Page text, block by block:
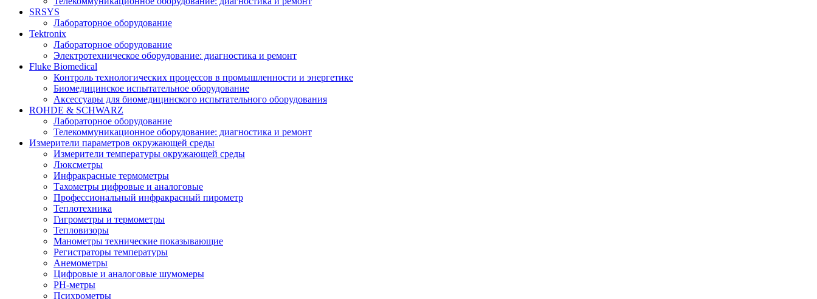
SRSYS
Лабораторное оборудование
Tektronix
Лабораторное оборудование
Электротехническое оборудование: диагностика и ремонт
Fluke Biomedical
Контроль технологических процессов в промышленности и энергетике
Биомедицинское испытательное оборудование
Аксессуары для биомедицинского испытательного оборудования
ROHDE & SCHWARZ
Лабораторное оборудование
Телекоммуникационное оборудование: диагностика и ремонт
Измерители параметров окружающей среды
Измерители температуры окружающей среды
Люксметры
Инфракрасные термометры
Тахометры цифровые и аналоговые
Профессиональный инфракрасный пирометр
Теплотехника
Гигрометры и термометры
Тепловизоры
Манометры технические показывающие
Регистраторы температуры
Анемометры
Цифровые и аналоговые шумомеры
PH-метры
Психрометры